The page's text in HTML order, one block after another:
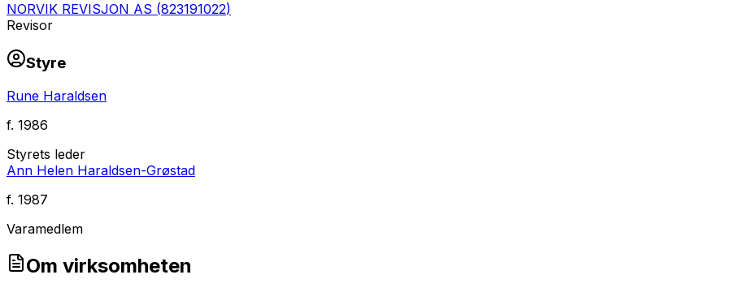
NORVIK REVISJON AS (823191022)
Revisor
Styre
Rune Haraldsen
f. 1986
Styrets leder
Ann Helen Haraldsen-Grøstad
f. 1987
Varamedlem
Om virksomheten